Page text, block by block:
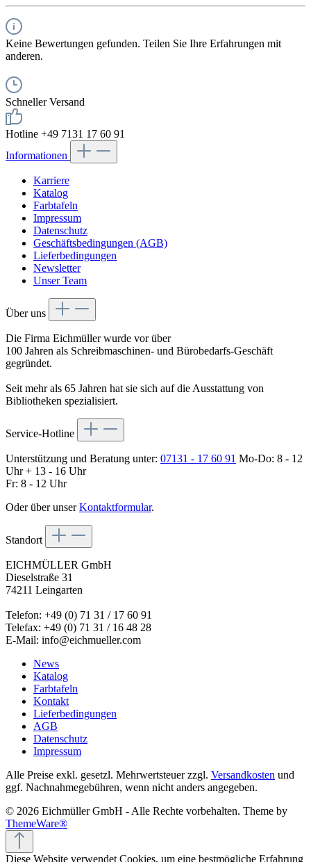
Keine Bewertungen gefunden. Teilen Sie Ihre Erfahrungen mit
anderen.
Schneller Versand
Hotline +49 7131 17 60 91
Informationen
Karriere
Katalog
Farbtafeln
Impressum
Datenschutz
Geschäftsbedingungen (AGB)
Lieferbedingungen
Newsletter
Unser Team
Über uns
Die Firma Eichmüller wurde vor über
100 Jahren als Schreibmaschinen- und Bürobedarfs-Geschäft
gegründet.
Seit mehr als 65 Jahren hat sie sich auf die Ausstattung von
Bibliotheken spezialisiert.
Service-Hotline
Unterstützung und Beratung unter: 07131 - 17 60 91 Mo-Do: 8 - 12
Uhr + 13 - 16 Uhr
Fr: 8 - 12 Uhr
Oder über unserKontaktformular.
Standort
EICHMÜLLER GmbH
Dieselstraße 31
74211 Leingarten
Telefon: +49 (0) 71 31 / 17 60 91
Telefax: +49 (0) 71 31 / 16 48 28
E-Mail: info@eichmueller.com
News
Katalog
Farbtafeln
Kontakt
Lieferbedingungen
AGB
Datenschutz
Impressum
Alle Preise exkl. gesetzl. Mehrwertsteuer zzgl. Versandkosten und
ggf. Nachnahmegebühren, wenn nicht anders angegeben.
© 2026 Eichmüller GmbH - Alle Rechte vorbehalten. Theme by
ThemeWare®
Diese Website verwendet Cookies, um eine bestmögliche Erfahrung